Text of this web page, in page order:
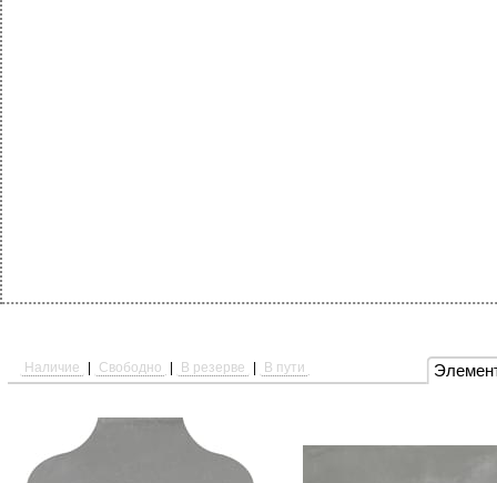
Наличие Свободно В резерве В пути